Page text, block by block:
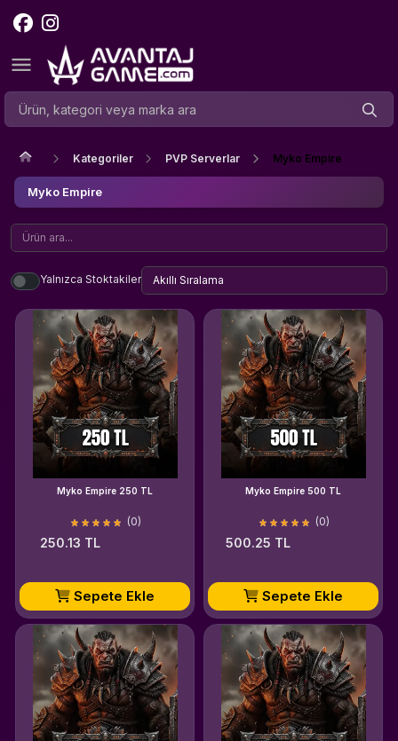
Kategoriler PVP Serverlar Myko Empire
Myko Empire
Yalnızca Stoktakiler
Myko Empire 250 TL
(0)
250.13 TL
Sepete Ekle
Myko Empire 500 TL
(0)
500.25 TL
Sepete Ekle